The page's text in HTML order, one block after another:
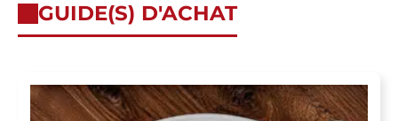
GUIDE(S) D'ACHAT